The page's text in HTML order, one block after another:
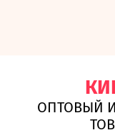
ОПТОВЫЙ